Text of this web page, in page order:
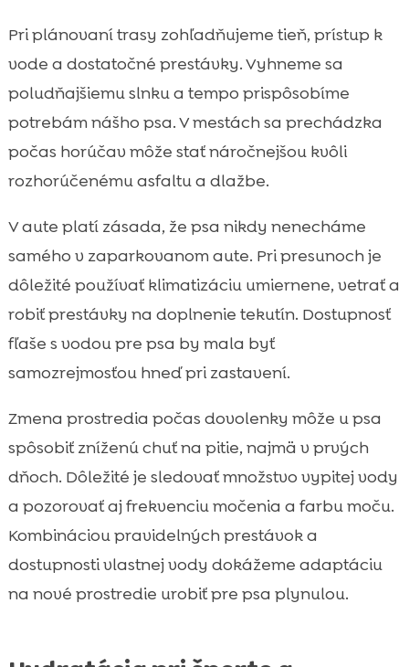
Pri plánovaní trasy zohľadňujeme tieň, prístup k
vode a dostatočné prestávky. Vyhneme sa
poludňajšiemu slnku a tempo prispôsobíme
potrebám nášho psa. V mestách sa prechádzka
počas horúčav môže stať náročnejšou kvôli
rozhorúčenému asfaltu a dlažbe.
V aute platí zásada, že psa nikdy nenecháme
samého v zaparkovanom aute. Pri presunoch je
dôležité používať klimatizáciu umiernene, vetrať a
robiť prestávky na doplnenie tekutín. Dostupnosť
fľaše s vodou pre psa by mala byť
samozrejmosťou hneď pri zastavení.
Zmena prostredia počas dovolenky môže u psa
spôsobiť zníženú chuť na pitie, najmä v prvých
dňoch. Dôležité je sledovať množstvo vypitej vody
a pozorovať aj frekvenciu močenia a farbu moču.
Kombináciou pravidelných prestávok a
dostupnosti vlastnej vody dokážeme adaptáciu
na nové prostredie urobiť pre psa plynulou.